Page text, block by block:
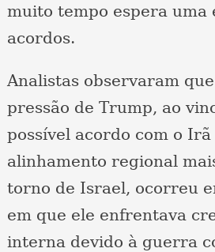
muito tempo espera uma
acordos.
Analistas observaram
pressão de Trump, ao
possível acordo com o Irã
alinhamento regional
torno de Israel, ocorreu
em que ele enfrentava
interna devido à guerra